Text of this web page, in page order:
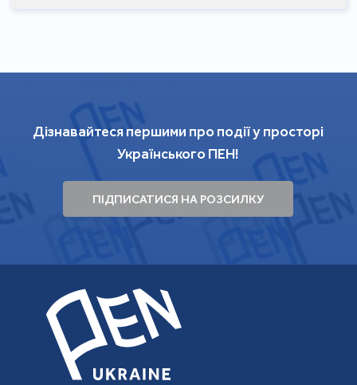
Дізнавайтеся першими про події у просторі
Українського ПЕН!
ПІДПИСАТИСЯ НА РОЗСИЛКУ